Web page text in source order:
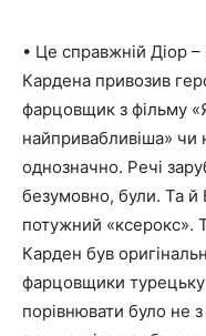
• Це справжній Діор
Кардена привозив
фарцовщик з фільму
найпривабливіша» чи
однозначно. Речі
безумовно, були. Та й
потужний
Карден був
фарцовщики
порівнювати було не